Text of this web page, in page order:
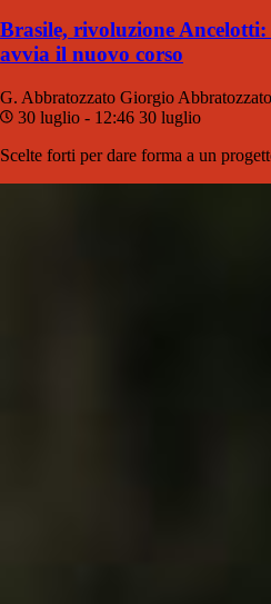
Brasile, rivoluzione
avvia il nuovo corso
G. Abbratozzato Giorgio Abbratozzato
30 luglio - 12:46 30 luglio
Scelte forti per dare forma a un